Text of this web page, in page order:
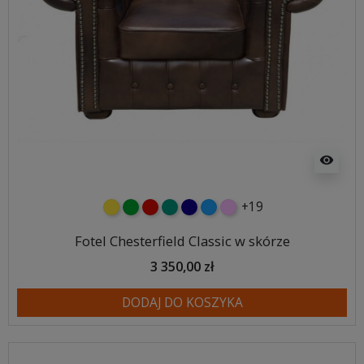
visibility
żółtyzielonyczerwony
turkusowy
granatowy
niebieski
różowy
+19
Fotel Chesterfield Classic w skórze
3 350,00 zł
DODAJ DO KOSZYKA